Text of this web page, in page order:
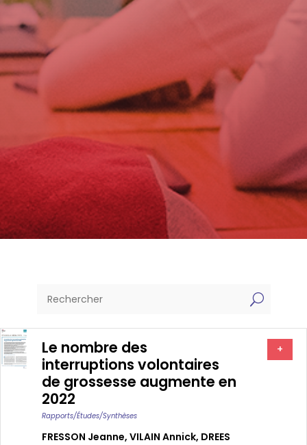
U
Le nombre des
interruptions volontaires
de grossesse augmente en
2022
Rapports/études/synthèses
FRESSON Jeanne, VILAIN Annick, DREES
+